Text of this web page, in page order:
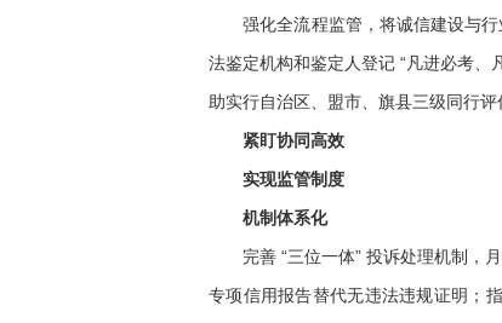
强化全流程监管，将诚信建设与行
法鉴定机构和鉴定人登记 “凡进必考
助实行自治区、盟市、旗县三级同行
紧盯协同高效
实现监管制度
机制体系化
完善 “三位一体” 投诉处理机制，月
专项信用报告替代无违法违规证明；